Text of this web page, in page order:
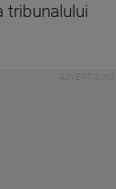
tribunalului